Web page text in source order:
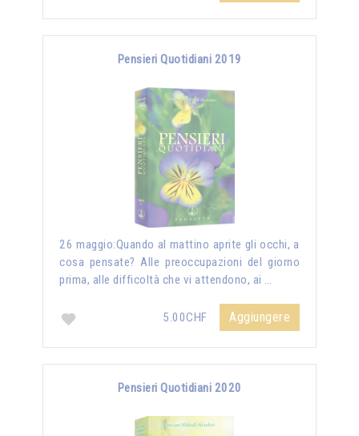
Pensieri Quotidiani 2019
26 maggio:Quando al mattino aprite gli occhi, a
cosa pensate? Alle preoccupazioni del giorno
prima, alle difficoltà che vi attendono, ai …
5.00CHF Aggiungere
Pensieri Quotidiani 2020